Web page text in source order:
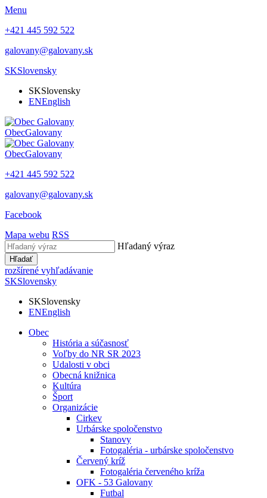
Menu
+421 445 592 522
galovany@galovany.sk
SKSlovensky
SKSlovensky
ENEnglish
ObecGalovany
ObecGalovany
+421 445 592 522
galovany@galovany.sk
Facebook
Mapa webu RSS
Hľadaný výraz
Hľadať
rozšírené vyhľadávanie
SKSlovensky
SKSlovensky
ENEnglish
Obec
História a súčasnosť
Voľby do NR SR 2023
Udalosti v obci
Obecná knižnica
Kultúra
Šport
Organizácie
Cirkev
Urbárske spoločenstvo
Stanovy
Fotogaléria - urbárske spoločenstvo
Červený kríž
Fotogaléria červeného kríža
OFK - 53 Galovany
Futbal